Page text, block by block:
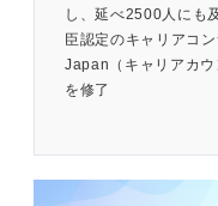
し、延べ2500人にも
臣認定のキャリアコ
Japan（キャリアカウ
を修了